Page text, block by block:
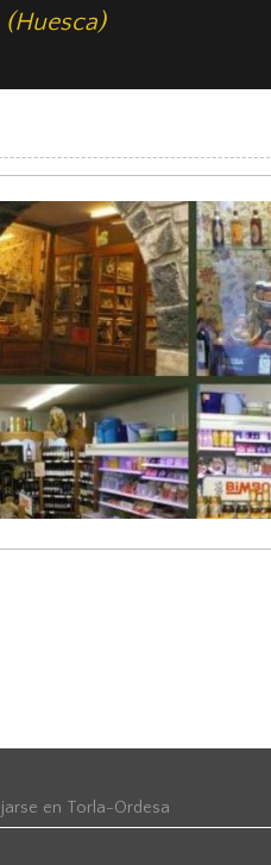
(Huesca)
en Torla-Ordesa